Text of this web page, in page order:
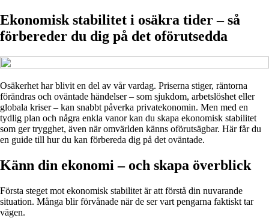
Ekonomisk stabilitet i osäkra tider – så
förbereder du dig på det oförutsedda
Osäkerhet har blivit en del av vår vardag. Priserna stiger, räntorna
förändras och oväntade händelser – som sjukdom, arbetslöshet eller
globala kriser – kan snabbt påverka privatekonomin. Men med en
tydlig plan och några enkla vanor kan du skapa ekonomisk stabilitet
som ger trygghet, även när omvärlden känns oförutsägbar. Här får du
en guide till hur du kan förbereda dig på det oväntade.
Känn din ekonomi – och skapa överblick
Första steget mot ekonomisk stabilitet är att förstå din nuvarande
situation. Många blir förvånade när de ser vart pengarna faktiskt tar
vägen.